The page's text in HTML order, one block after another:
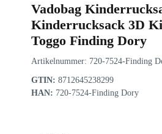
Vadobag
Kinderrucksack 3D
Toggo Finding Dory
Artikelnummer: 720-7524-Finding
GTIN: 8712645238299
HAN: 720-7524-Finding Dory